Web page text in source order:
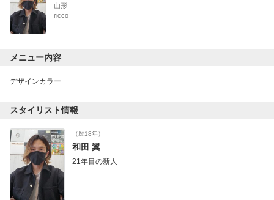
山形
ricco
メニュー内容
デザインカラー
スタイリスト情報
（歴18年）
和田 翼
21年目の新人